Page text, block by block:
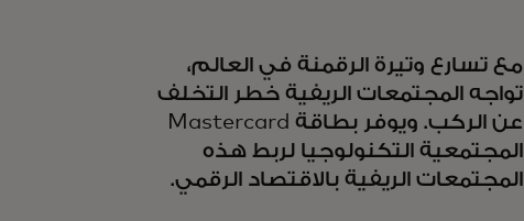
مع تسارع وتيرة الرقمنة في العالم،
تواجه المجتمعات الريفية خطر التخلف
عن الركب. ويوفر بطاقة Mastercard
المجتمعية التكنولوجيا لربط هذه
المجتمعات الريفية بالاقتصاد الرقمي.